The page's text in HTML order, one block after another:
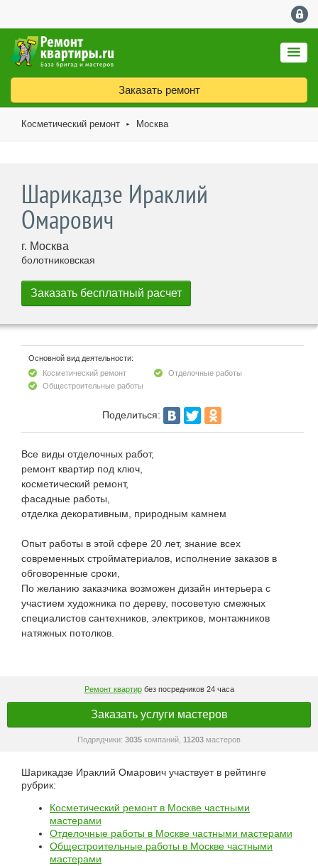
Заказать ремонт
Косметический ремонт ► Москва
Шарикадзе Ираклий
Омарович
г. Москва
болотниковская
Основной вид деятельности:
Косметический ремонт
Отделочные работы
Общестроительные работы
Поделиться:
Все виды отделочных работ,
ремонт квартир под ключ,
косметический ремонт,
фасадные работы,
отделка декоративным, природным камнем
Опыт работы в этой сфере 20 лет, знание всех
современных стройматериалов, исполнение заказов в
обговоренные сроки,
По желанию заказчика возможен дизайн интерьера с
участием художника по дереву, посоветую смежных
специалистов сантехников, электриков, монтажников
натяжных потолков.
Ремонт квартирбез посредников 24 часа
Заказать услуги мастеров
Подрядчики: 3035 компаний, 11203 мастеров
Шарикадзе Ираклий Омарович участвует в рейтинге
рубрик:
Косметический ремонт в Москве частными
мастерами
Отделочные работы в Москве частными мастерами
Общестроительные работы в Москве частными
мастерами